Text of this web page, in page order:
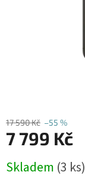
17 590 Kč –55 %
7 799 Kč
cena:
Skladem (3 ks)